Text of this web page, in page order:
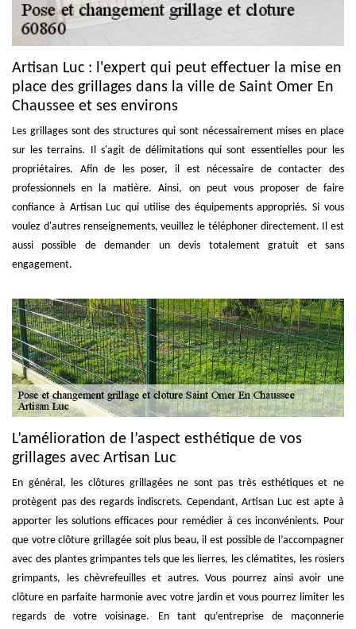
Artisan Luc : l'expert qui peut effectuer la mise en
place des grillages dans la ville de Saint Omer En
Chaussee et ses environs
Les grillages sont des structures qui sont nécessairement mises en place
sur les terrains. Il s'agit de délimitations qui sont essentielles pour les
propriétaires. Afin de les poser, il est nécessaire de contacter des
professionnels en la matière. Ainsi, on peut vous proposer de faire
confiance à Artisan Luc qui utilise des équipements appropriés. Si vous
voulez d'autres renseignements, veuillez le téléphoner directement. Il est
aussi possible de demander un devis totalement gratuit et sans
engagement.
L’amélioration de l’aspect esthétique de vos
grillages avec Artisan Luc
En général, les clôtures grillagées ne sont pas très esthétiques et ne
protègent pas des regards indiscrets. Cependant, Artisan Luc est apte à
apporter les solutions efficaces pour remédier à ces inconvénients. Pour
que votre clôture grillagée soit plus beau, il est possible de l’accompagner
avec des plantes grimpantes tels que les lierres, les clématites, les rosiers
grimpants, les chèvrefeuilles et autres. Vous pourrez ainsi avoir une
clôture en parfaite harmonie avec votre jardin et vous pourrez limiter les
regards de votre voisinage. En tant qu’entreprise de maçonnerie